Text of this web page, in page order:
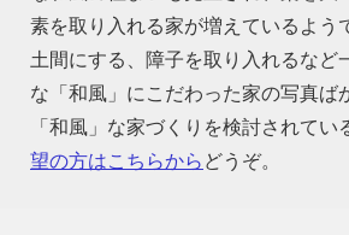
素を取り入れる家が増えているよう
土間にする、障子を取り入れるな
な「和風」にこだわった家の写真
「和風」な家づくりを検討されて
望の方はこちらから どうぞ。